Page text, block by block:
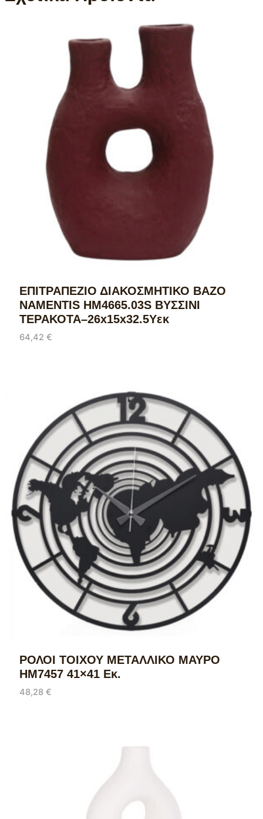
ΕΠΙΤΡΑΠΕΖΙΟ ΔΙΑΚΟΣΜΗΤΙΚΟ ΒΑΖΟ
NAMENTIS HM4665.03S ΒΥΣΣΙΝΙ
ΤΕΡΑΚΟΤΑ–26x15x32.5Υεκ
64,42 €
ΡΟΛΟΙ ΤΟΙΧΟΥ ΜΕΤΑΛΛΙΚΟ ΜΑΥΡΟ
HM7457 41×41 Εκ.
48,28 €